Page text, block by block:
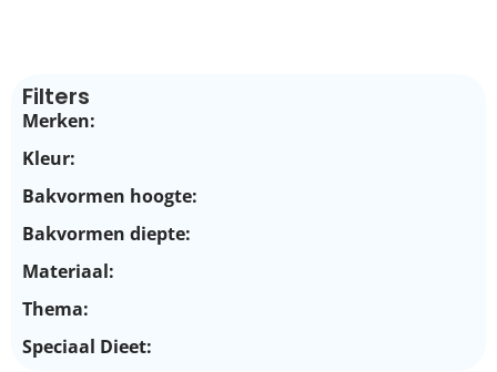
Filters
Merken:
Kleur:
Bakvormen hoogte:
Bakvormen diepte:
Materiaal:
Thema:
Speciaal Dieet: